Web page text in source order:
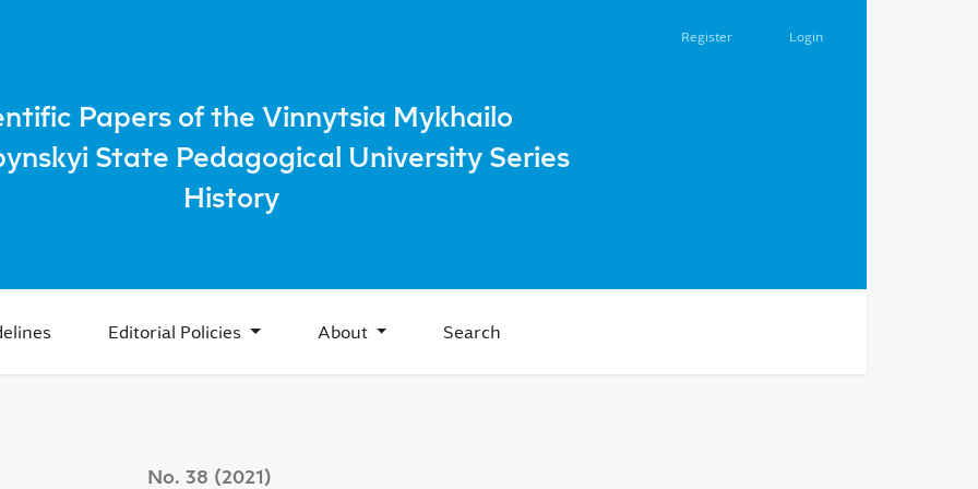
of 1948 (On the Basis Character References)
Papers of the Vinnytsia Mykhailo
State Pedagogical University Series
History
Editorial Policies About Search
Register Login
No. 38 (2021)